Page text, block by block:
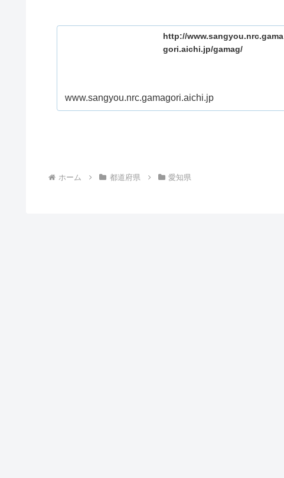
http://www.sangyou.nrc.gama
gori.aichi.jp/gamag/
www.sangyou.nrc.gamagori.aichi.jp
ホーム 都道府県 愛知県